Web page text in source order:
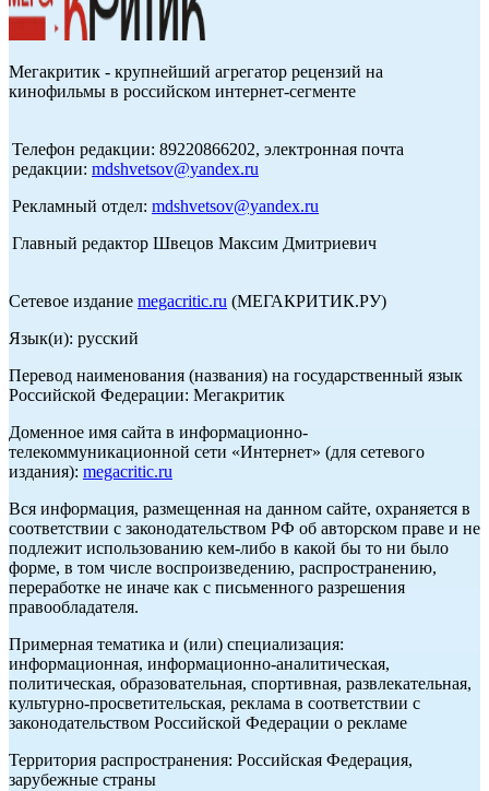
Мегакритик - крупнейший агрегатор рецензий на
кинофильмы в российском интернет-сегменте
Телефон редакции: 89220866202, электронная почта
редакции: mdshvetsov@yandex.ru
Рекламный отдел: mdshvetsov@yandex.ru
Главный редактор Швецов Максим Дмитриевич
Сетевое издание megacritic.ru (МЕГАКРИТИК.РУ)
Язык(и): русский
Перевод наименования (названия) на государственный язык
Российской Федерации: Мегакритик
Доменное имя сайта в информационно-
телекоммуникационной сети «Интернет» (для сетевого
издания): megacritic.ru
Вся информация, размещенная на данном сайте, охраняется в
соответствии с законодательством РФ об авторском праве и не
подлежит использованию кем-либо в какой бы то ни было
форме, в том числе воспроизведению, распространению,
переработке не иначе как с письменного разрешения
правообладателя.
Примерная тематика и (или) специализация:
информационная, информационно-аналитическая,
политическая, образовательная, спортивная, развлекательная,
культурно-просветительская, реклама в соответствии с
законодательством Российской Федерации о рекламе
Территория распространения: Российская Федерация,
зарубежные страны